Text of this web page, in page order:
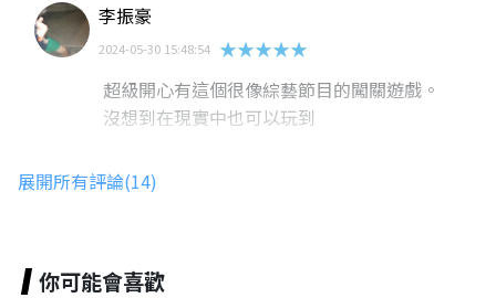
李振豪
2024-05-30 15:48:54 ★★★★★
超級開心有這個很像綜藝節目的闖關遊戲。
沒想到在現實中也可以玩到
07楊云瑢
很棒
展開所有評論(14)
你可能會喜歡